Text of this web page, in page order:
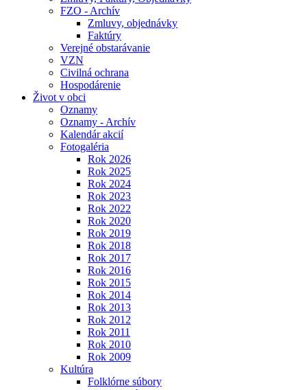
FZO - Archív
Zmluvy, objednávky
Faktúry
Verejné obstarávanie
VZN
Civilná ochrana
Hospodárenie
Život v obci
Oznamy
Oznamy - Archív
Kalendár akcií
Fotogaléria
Rok 2026
Rok 2025
Rok 2024
Rok 2023
Rok 2022
Rok 2020
Rok 2019
Rok 2018
Rok 2017
Rok 2016
Rok 2015
Rok 2014
Rok 2013
Rok 2012
Rok 2011
Rok 2010
Rok 2009
Kultúra
Folklórne súbory